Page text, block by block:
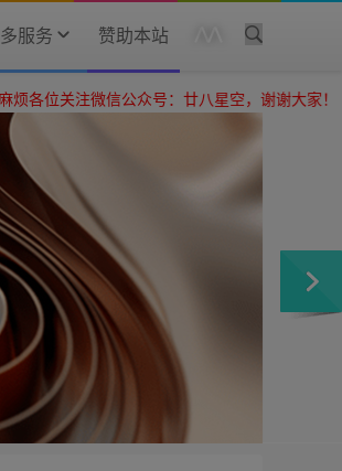
服务 赞助本站
信公众号：廿八星空，谢谢大家！|